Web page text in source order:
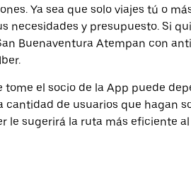
Ya sea que solo viajes tú o
necesidades y presupuesto. Si
Buenaventura Atempan con
tome el socio de la App puede
cantidad de usuarios que hagan
le sugerirá la ruta más eficiente